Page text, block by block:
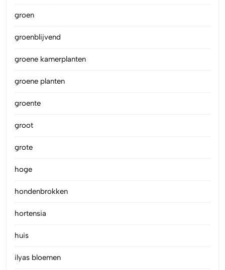
groen
groenblijvend
groene kamerplanten
groene planten
groente
groot
grote
hoge
hondenbrokken
hortensia
huis
ilyas bloemen